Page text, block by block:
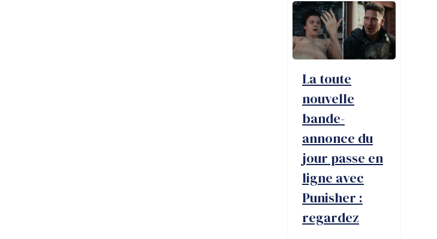
La toute
nouvelle
bande-
annonce du
jour passe en
ligne avec
Punisher :
regardez